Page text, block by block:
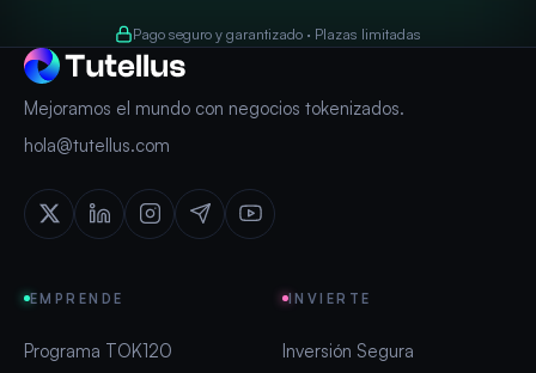
Pago seguro y garantizado · Plazas limitadas
Mejoramos el mundo con negocios tokenizados.
hola@tutellus.com
EMPRENDE
Programa TOK120
INVIERTE
Inversión Segura